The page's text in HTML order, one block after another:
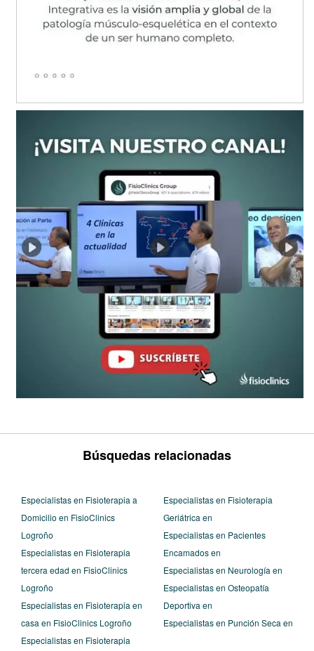
Búsquedas relacionadas
Especialistas en Fisioterapia a
Domicilio en FisioClinics
Logroño
Especialistas en Fisioterapia
tercera edad en FisioClinics
Logroño
Especialistas en Fisioterapia en
casa en FisioClinics Logroño
Especialistas en Fisioterapia
Especialistas en Fisioterapia
Geriátrica en
Especialistas en Pacientes
Encamados en
Especialistas en Neurología en
Especialistas en Osteopatía
Deportiva en
Especialistas en Punción Seca en